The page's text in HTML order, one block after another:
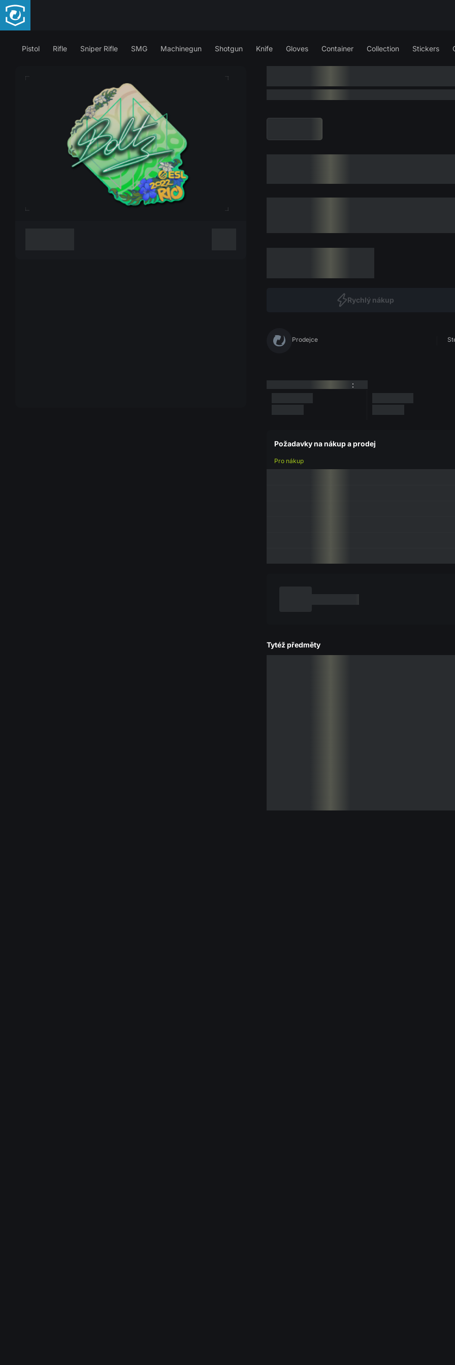
Pistol Rifle Sniper Rifle SMG Machinegun Shotgun Knife Gloves Container Collection Stickers
Rychlý nákup
Prodejce
:
Požadavky na nákup a prodej
Pro nákup
Tytéž předměty